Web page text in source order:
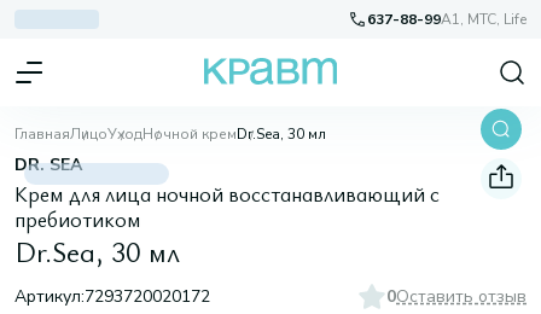
637-88-99A1, МТС, Life
ГлавнаяЛицоУходНочной кремDr.Sea, 30 мл
DR. SEA
Крем для лица ночной восстанавливающий с
пребиотиком
Dr.Sea, 30 мл
Артикул:7293720020172 0Оставить отзыв